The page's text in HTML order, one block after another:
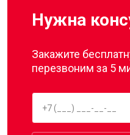
Нужна
Закажите
перезвоним за 5